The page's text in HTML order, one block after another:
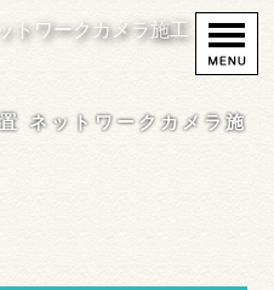
ネットワークカメラ施